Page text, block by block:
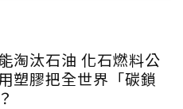
淘汰石油 化石燃料公
塑膠把全世界「碳鎖